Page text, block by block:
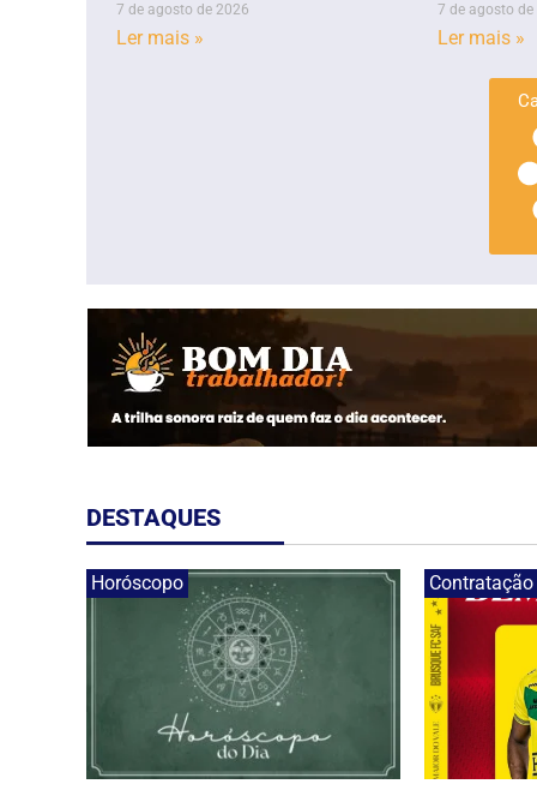
7 de agosto de 2026
Ler mais »
7 de agosto
Ler mais »
DESTAQUES
Horóscopo Contratação